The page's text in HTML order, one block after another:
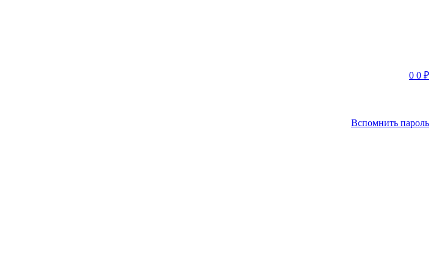
0 0 ₽
Вспомнить пароль